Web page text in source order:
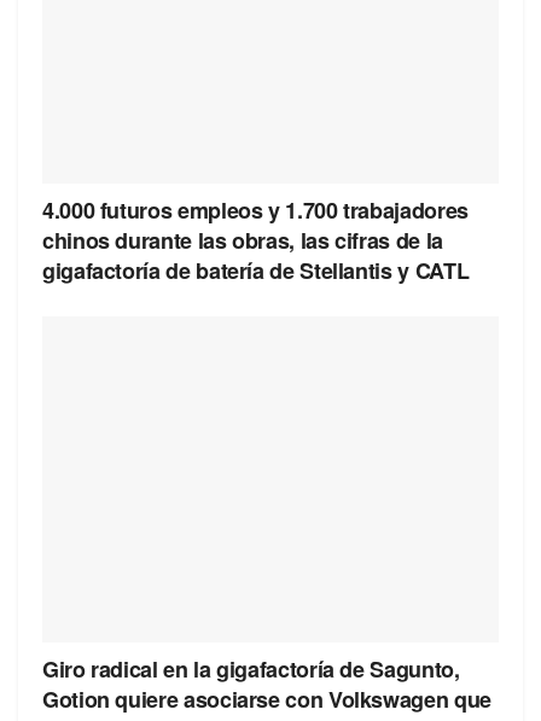
4.000 futuros empleos y 1.700 trabajadores
chinos durante las obras, las cifras de la
gigafactoría de batería de Stellantis y CATL
Giro radical en la gigafactoría de Sagunto,
Gotion quiere asociarse con Volkswagen que